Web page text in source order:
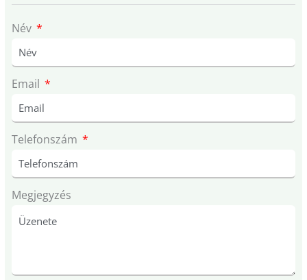
Név
Email
Telefonszám
Megjegyzés